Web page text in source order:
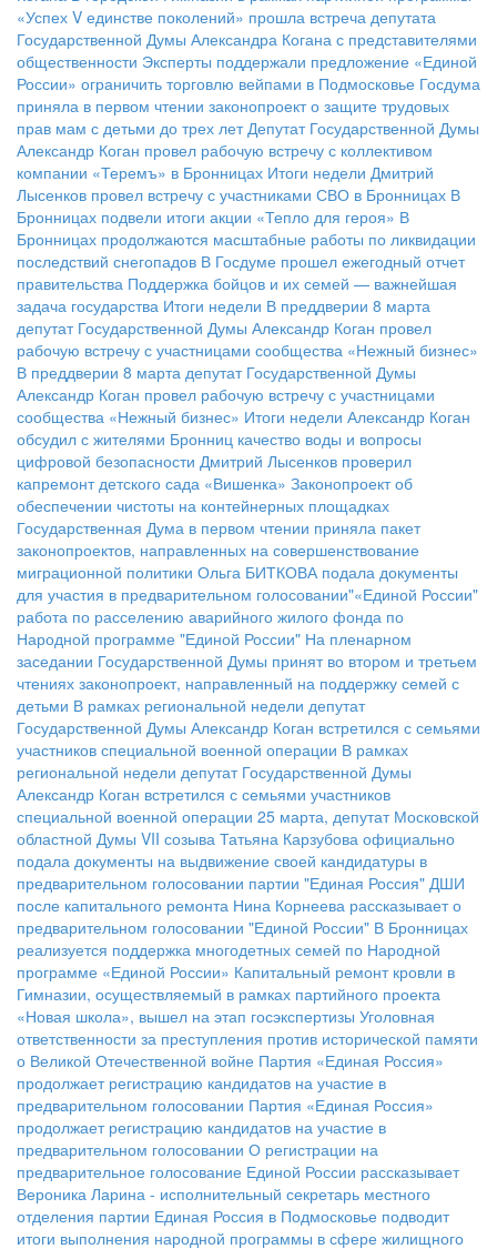
«Успех V единстве поколений» прошла встреча депутата
Государственной Думы Александра Когана с представителями
общественности Эксперты поддержали предложение «Единой
России» ограничить торговлю вейпами в Подмосковье Госдума
приняла в первом чтении законопроект о защите трудовых
прав мам с детьми до трех лет Депутат Государственной Думы
Александр Коган провел рабочую встречу с коллективом
компании «Теремъ» в Бронницах Итоги недели Дмитрий
Лысенков провел встречу с участниками СВО в Бронницах В
Бронницах подвели итоги акции «Тепло для героя» В
Бронницах продолжаются масштабные работы по ликвидации
последствий снегопадов В Госдуме прошел ежегодный отчет
правительства Поддержка бойцов и их семей — важнейшая
задача государства Итоги недели В преддверии 8 марта
депутат Государственной Думы Александр Коган провел
рабочую встречу с участницами сообщества «Нежный бизнес»
В преддверии 8 марта депутат Государственной Думы
Александр Коган провел рабочую встречу с участницами
сообщества «Нежный бизнес» Итоги недели Александр Коган
обсудил с жителями Бронниц качество воды и вопросы
цифровой безопасности Дмитрий Лысенков проверил
капремонт детского сада «Вишенка» Законопроект об
обеспечении чистоты на контейнерных площадках
Государственная Дума в первом чтении приняла пакет
законопроектов, направленных на совершенствование
миграционной политики Ольга БИТКОВА подала документы
для участия в предварительном голосовании"«Единой России"
работа по расселению аварийного жилого фонда по
Народной программе "Единой России" На пленарном
заседании Государственной Думы принят во втором и третьем
чтениях законопроект, направленный на поддержку семей с
детьми В рамках региональной недели депутат
Государственной Думы Александр Коган встретился с семьями
участников специальной военной операции В рамках
региональной недели депутат Государственной Думы
Александр Коган встретился с семьями участников
специальной военной операции 25 марта, депутат Московской
областной Думы VII созыва Татьяна Карзубова официально
подала документы на выдвижение своей кандидатуры в
предварительном голосовании партии "Единая Россия" ДШИ
после капитального ремонта Нина Корнеева рассказывает о
предварительном голосовании "Единой России" В Бронницах
реализуется поддержка многодетных семей по Народной
программе «Единой России» Капитальный ремонт кровли в
Гимназии, осуществляемый в рамках партийного проекта
«Новая школа», вышел на этап госэкспертизы Уголовная
ответственности за преступления против исторической памяти
о Великой Отечественной войне Партия «Единая Россия»
продолжает регистрацию кандидатов на участие в
предварительном голосовании Партия «Единая Россия»
продолжает регистрацию кандидатов на участие в
предварительном голосовании О регистрации на
предварительное голосование Единой России рассказывает
Вероника Ларина - исполнительный секретарь местного
отделения партии Единая Россия в Подмосковье подводит
итоги выполнения народной программы в сфере жилищного